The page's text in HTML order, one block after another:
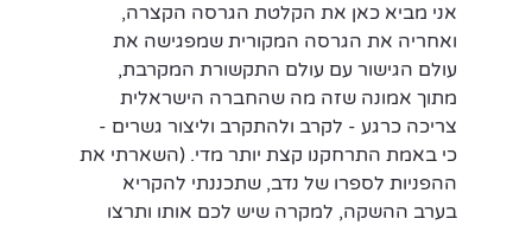
אני מביא כאן את הקלטת הגרסה הקצרה,
ואחריה את הגרסה המקורית שמפגישה את
עולם הגישור עם עולם התקשורת המקרבת,
מתוך אמונה שזה מה שהחברה הישראלית
צריכה כרגע - לקרב ולהתקרב וליצור גשרים -
כי באמת התרחקנו קצת יותר מדי. (השארתי את
ההפניות לספרו של נדב, שתכננתי להקריא
בערב ההשקה, למקרה שיש לכם אותו ותרצו